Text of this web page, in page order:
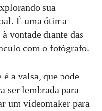
sua
É uma ótima
vontade diante das
com o fotógrafo.
a valsa, que pode
ser lembrada para
um videomaker para